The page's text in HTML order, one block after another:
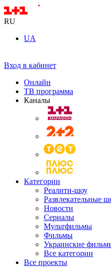
RU
UA
Вход в кабинет
Онлайн
ТВ программа
Каналы
Категории
Реалити-шоу
Развлекательные
Новости
Сериалы
Мультфильмы
Фильмы
Украинские
Все категории
Все проекты